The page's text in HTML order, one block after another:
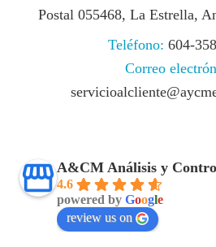
Postal 055468, La Estrella,
Teléfono: 604-
Correo
A&CM Análisis y
4.6
powered by Google
review us on